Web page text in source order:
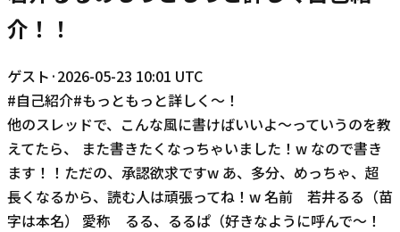
介！！
ゲスト ·2026-05-23 10:01 UTC
#自己紹介#もっともっと詳しく〜！
他のスレッドで、こんな風に書けばいいよ〜っていうのを教
えてたら、 また書きたくなっちゃいました！w なので書き
ます！！ただの、承認欲求ですw あ、多分、めっちゃ、超
長くなるから、読む人は頑張ってね！w 名前 若井るる（苗
字は本名） 愛称 るる、るるぱ（好きなように呼んで〜！